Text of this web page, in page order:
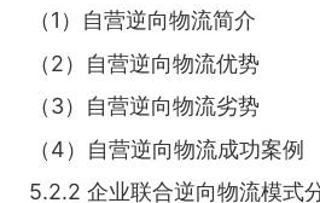
（1）自营逆向物流简介
（2）自营逆向物流优势
（3）自营逆向物流劣势
（4）自营逆向物流成功案例
5.2.2 企业联合逆向物流模式